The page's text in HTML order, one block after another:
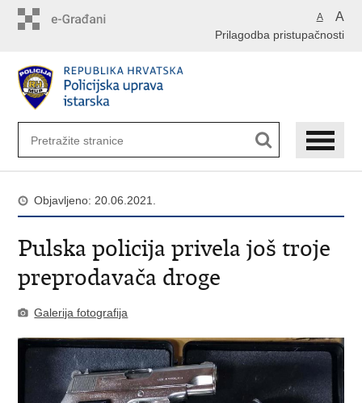
A A
Prilagodba pristupačnosti
Objavljeno: 20.06.2021.
Pulska policija privela još troje
preprodavača droge
Galerija fotografija